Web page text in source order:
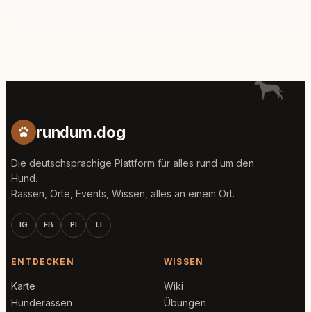
rundum.dog
Die deutschsprachige Plattform für alles rund um den
Hund.
Rassen, Orte, Events, Wissen, alles an einem Ort.
IG FB PI LI
ENTDECKEN
Karte
Hunderassen
WISSEN
Wiki
Übungen